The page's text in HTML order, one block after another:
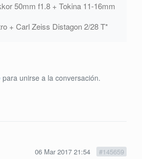
50mm f1.8 + Tokina 11-16mm
+ Carl Zeiss Distagon 2/28 T*
para unirse a la conversación.
06 Mar 2017 21:54 #145659